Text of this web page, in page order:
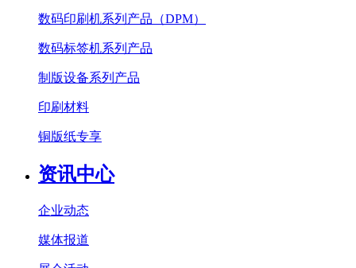
数码印刷机系列产品（DPM）
数码标签机系列产品
制版设备系列产品
印刷材料
铜版纸专享
资讯中心
企业动态
媒体报道